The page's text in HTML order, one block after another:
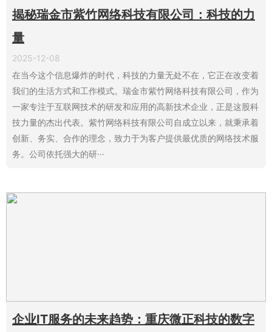
揭秘瑞金市紫竹网络科技有限公司：科技的力
量
2025-12-08
在当今这个信息爆炸的时代，科技的力量无处不在，它正在改变着
我们的生活方式和工作模式。瑞金市紫竹网络科技有限公司，作为
一家专注于互联网技术的研发和应用的高新技术企业，正是这股科
技力量的杰出代表。紫竹网络科技有限公司自成立以来，就秉承着
创新、务实、合作的理念，致力于为客户提供最优质的网络技术服
务。公司依托强大的研···
企业IT服务的未来趋势：重庆微正科技的数字